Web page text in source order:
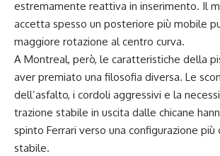
estremamente reattiva in inserimento. Il
accetta spesso un posteriore più mobile
maggiore rotazione al centro curva.
A Montreal, però, le caratteristiche della
aver premiato una filosofia diversa. Le
dell’asfalto, i cordoli aggressivi e la
trazione stabile in uscita dalle chicane
spinto Ferrari verso una configurazione più
stabile.